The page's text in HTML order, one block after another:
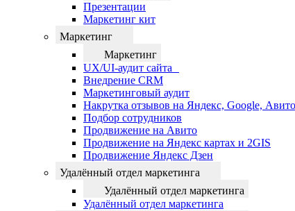
Презентации
Маркетинг кит
Маркетинг
Маркетинг
UX/UI-аудит сайта
Внедрение CRM
Маркетинговый аудит
Накрутка отзывов на Яндекс, Google,
Подбор сотрудников
Продвижение на Авито
Продвижение на Яндекс картах и 2GIS
Продвижение Яндекс Дзен
Удалённый отдел маркетинга
Удалённый отдел маркетинга
Удалённый отдел маркетинга